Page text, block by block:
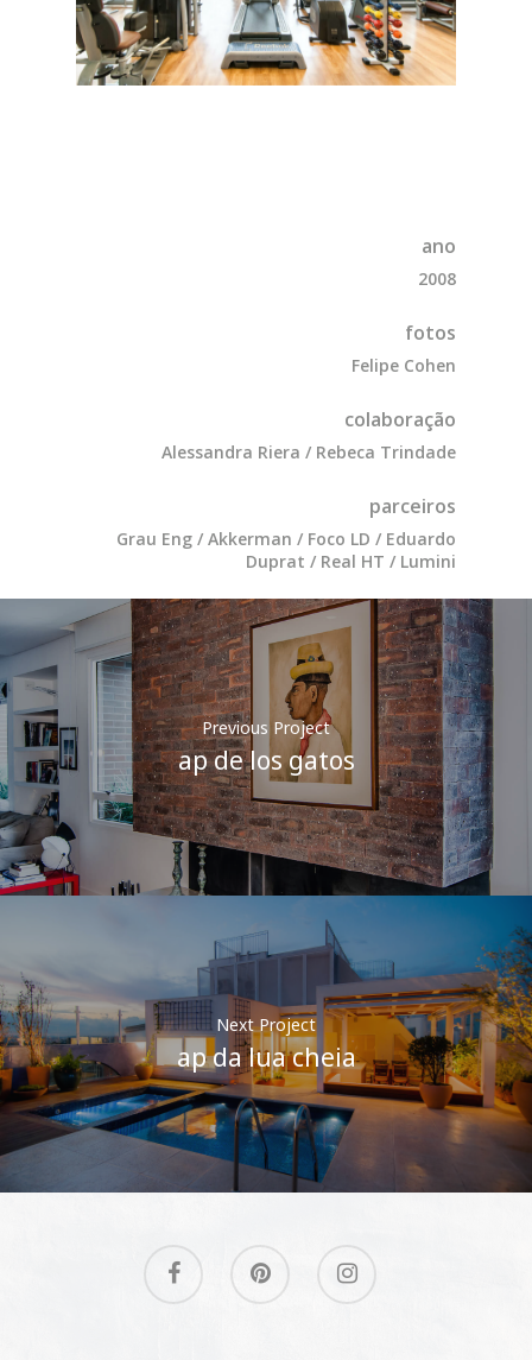
ano
2008
fotos
Felipe Cohen
colaboração
Alessandra Riera / Rebeca Trindade
parceiros
Grau Eng / Akkerman / Foco LD / Eduardo
Duprat / Real HT / Lumini
Previous Project
ap de los gatos
Next Project
ap da lua cheia